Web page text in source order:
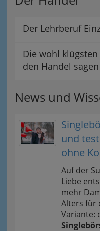
Der Lehrberuf
Die wohl
den Handel
News und
und
ohne
Auf der
Liebe
mehr
Alters für
Variante: